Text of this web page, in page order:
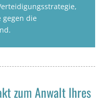
gegen die
zum Anwalt Ihres